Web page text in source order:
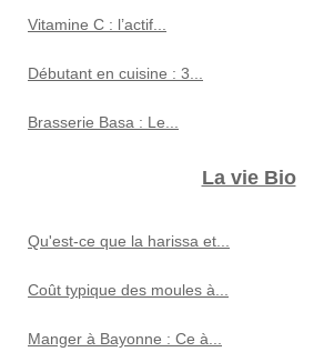
Vitamine C : l’actif...
Débutant en cuisine : 3...
Brasserie Basa : Le...
La vie Bio
Qu'est-ce que la harissa et...
Coût typique des moules à...
Manger à Bayonne : Ce à...